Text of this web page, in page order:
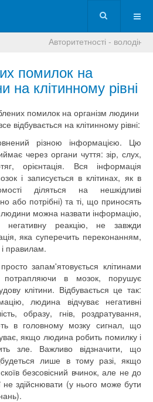
Авторитетності -
помилок на
на клітинному рівні
помилок на організм людини
відбувається на клітинному рівні:
різною інформацією. Цю
через органи чуття: зір,слух,
, орієнтація. Вся
інформація
і записується в клітинах, як в
діляться на
нешкідливі
або потрібні) та ті, що приносять
людини можна назвати інформацію,
реакцію, не завжди
,яка суперечить переконанням,
і правилам.
просто запам'ятовується клітинами
потрапляючи в мозок, порушує
клітини. Відбувається це так:
, людина відчуває негативні
образу, гнів, роздратування,
в головному мозку сигнал, що
, якщо людина робить помилку і
зле. Важливо відзначити, що
лише в тому разі,якщо
скоїв безсовісний вчинок, але не до
не здійснювати (у нього може бути